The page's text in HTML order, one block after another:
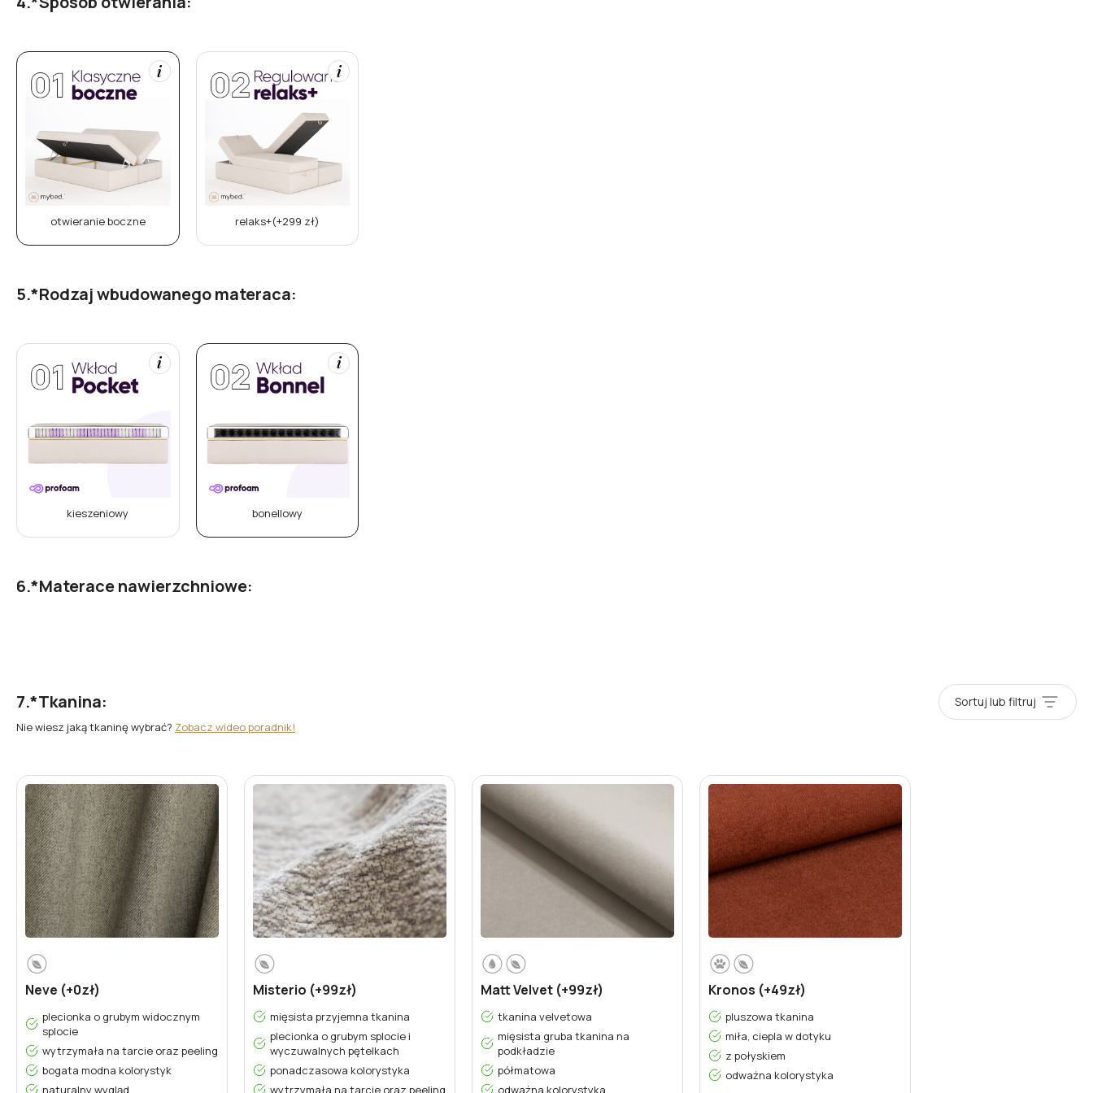
otwieranie boczne relaks+(+299 zł)
*Rodzaj wbudowanego materaca:
kieszeniowy bonellowy
*Materace nawierzchniowe:
*Tkanina: Sortuj lub filtruj
Nie wiesz jaką tkaninę wybrać? Zobacz wideo poradnik!
Neve (+0zł)
plecionka o grubym widocznym
splocie
wytrzymała na tarcie oraz peeling
bogata modna kolorystyk
naturalny wygląd
Misterio (+99zł)
mięsista przyjemna tkanina
plecionka o grubym splocie i
wyczuwalnych pętelkach
ponadczasowa kolorystyka
wytrzymała na tarcie oraz peeling
Matt Velvet (+99zł)
tkanina velvetowa
mięsista gruba tkanina na
podkładzie
półmatowa
odważna kolorystyka
Kronos (+49zł)
pluszowa tkanina
miła, ciepla w dotyku
z połyskiem
odważna kolorystyka